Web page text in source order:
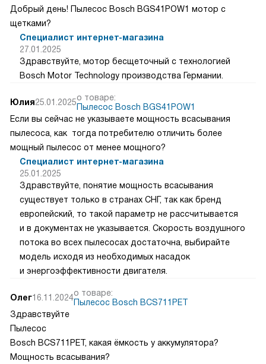
Добрый день! Пылесос Bosch BGS41POW1 мотор с
щетками?
Специалист интернет-магазина
27.01.2025
Здравствуйте, мотор бесщеточный с технологией
Bosch Motor Technology производства Германии.
Юлия25.01.2025о товаре:
Пылесос Bosch BGS41POW1
Если вы сейчас не указываете мощность всасывания
пылесоса, как тогда потребителю отличить более
мощный пылесос от менее мощного?
Специалист интернет-магазина
25.01.2025
Здравствуйте, понятие мощность всасывания
существует только в странах СНГ, так как бренд
европейский, то такой параметр не рассчитывается
и в документах не указывается. Скорость воздушного
потока во всех пылесосах достаточна, выбирайте
модель исходя из необходимых насадок
и энергоэффективности двигателя.
Олег16.11.2024о товаре:
Пылесос Bosch BCS711PET
Здравствуйте
Пылесос
Bosch BCS711PET, какая ёмкость у аккумулятора?
Мощность всасывания?